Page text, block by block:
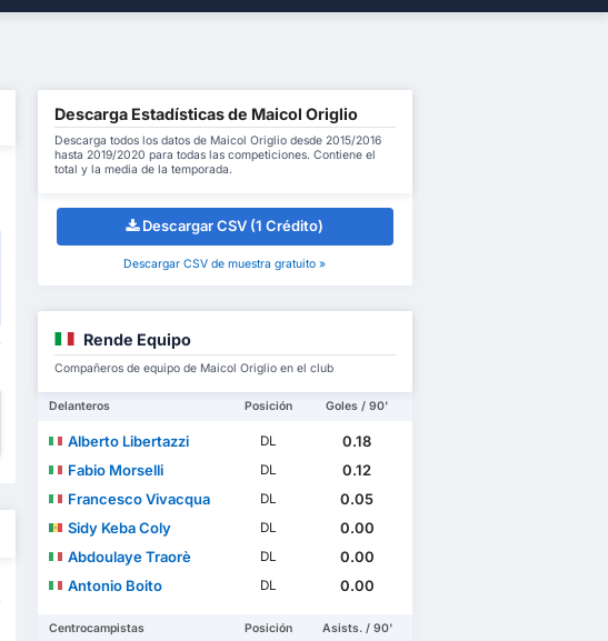
Descarga Estadísticas de Maicol Origlio
Descarga todos los datos de Maicol Origlio desde 2015/2016
hasta 2019/2020 para todas las competiciones. Contiene el
total y la media de la temporada.
Descargar CSV (1 Crédito)
Descargar CSV de muestra gratuito »
Rende Equipo
Compañeros de equipo de Maicol Origlio en el club
Delanteros Posición Goles / 90'
Alberto Libertazzi DL
0.18
Fabio Morselli
DL
0.12
Francesco Vivacqua
DL
0.05
Sidy Keba Coly
DL
0.00
Abdoulaye Traorè
DL
0.00
Antonio Boito
DL 0.00
Centrocampistas Posición Asists. / 90'